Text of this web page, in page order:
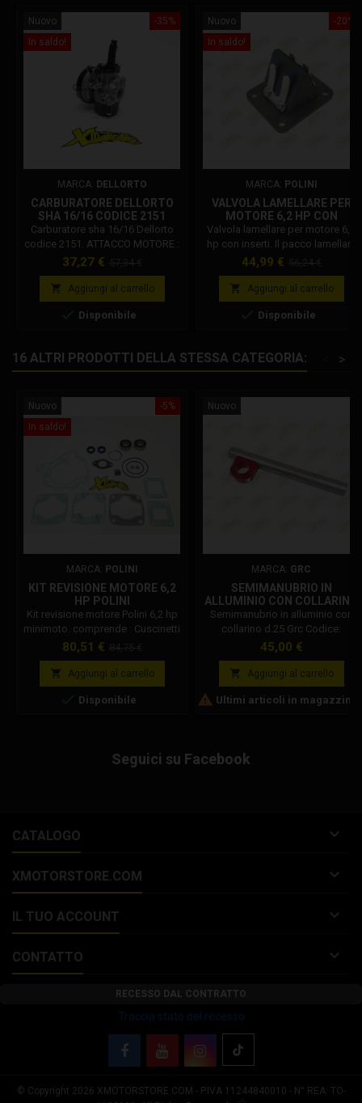
-35%
Nuovo
In saldo!
MARCA: DELLORTO
CARBURATORE DELLORTO
SHA 16/16 CODICE 2151
Carburatore sha 16/16 Dellorto
codice 2151. ATTACCO MOTORE :
da 21 a 19 ATTACCO FILTRO ARIA
GALLEGGIANTE : 3.5 gr
Carburatore originale Dellorto sha
16 16. Carburatore originale Made
Prezzo
37,27 €
base
 Aggiungi al carrello
 Disponibile
-20%
Nuovo
In saldo!
MARCA: POLINI
VALVOLA LAMELLARE PER
MOTORE 6,2 HP CON
INSERTI
Valvola lamellare per motore 6,2
hp con inserti. Il pacco lamellare
minimoto Polini è compatibile
Polini: 143.405.003
Prezzo
44,99 €
base
 Aggiungi al carrello
 Disponibile
16 ALTRI PRODOTTI DELLA STESSA CATEGORIA: >
-5%
Nuovo
In saldo!
MARCA: POLINI
KIT REVISIONE MOTORE 6,2
HP POLINI
Kit revisione motore Polini 6,2 hp
minimoto. comprende : Cuscinetti
di banco racing c4. Kit
Segmento 40 o 50cc. Gabbia a
rulli.
Prezzo
80,51 €
base
 Aggiungi al carrello
 Disponibile
Nuovo
MARCA: GRC
SEMIMANUBRIO IN
ALLUMINIO CON COLLARINO
D.25 GRC
Semimanubrio in alluminio con
collarino d.25 Grc Codice:
112.204.11 Semimanubrio in
25 mm Grc, per Grc.
Prezzo
45,00 €
 Aggiungi al carrello
 Ultimi articoli in magazzino
Seguici su Facebook
CATALOGO 
XMOTORSTORE.COM 
IL TUO ACCOUNT 
CONTATTO 
RECESSO DAL CONTRATTO
Traccia stato del recesso
© Copyright 2026 XMOTORSTORE.COM - P.IVA 11244840010 - N° REA: TO-
Le tue preferenze relative alla privacy